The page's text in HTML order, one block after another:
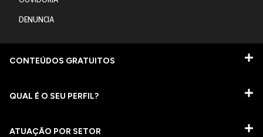
DENUNCIA
CONTEÚDOS GRATUITOS
QUAL É O SEU PERFIL?
ATUAÇÃO POR SETOR